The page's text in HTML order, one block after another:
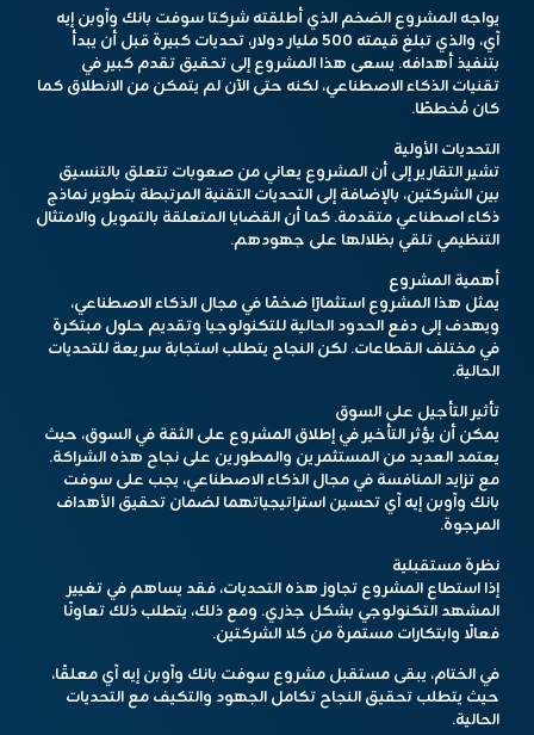
يواجه المشروع الضخم الذي أطلقته شركتا سوفت بانك وآوبن إيه
آي، والذي تبلغ قيمته 500 مليار دولار، تحديات كبيرة قبل أن يبدأ
بتنفيذ أهدافه. يسعى هذا المشروع إلى تحقيق تقدم كبير في
تقنيات الذكاء الاصطناعي، لكنه حتى الآن لم يتمكن من الانطلاق كما
كان مُخططًا.
التحديات الأولية
تشير التقارير إلى أن المشروع يعاني من صعوبات تتعلق بالتنسيق
بين الشركتين، بالإضافة إلى التحديات التقنية المرتبطة بتطوير نماذج
ذكاء اصطناعي متقدمة. كما أن القضايا المتعلقة بالتمويل والامتثال
التنظيمي تلقي بظلالها على جهودهم.
أهمية المشروع
يمثل هذا المشروع استثمارًا ضخمًا في مجال الذكاء الاصطناعي،
ويهدف إلى دفع الحدود الحالية للتكنولوجيا وتقديم حلول مبتكرة
في مختلف القطاعات. لكن النجاح يتطلب استجابة سريعة للتحديات
الحالية.
تأثير التأجيل على السوق
يمكن أن يؤثر التأخير في إطلاق المشروع على الثقة في السوق، حيث
يعتمد العديد من المستثمرين والمطورين على نجاح هذه الشراكة.
مع تزايد المنافسة في مجال الذكاء الاصطناعي، يجب على سوفت
بانك وآوبن إيه آي تحسين استراتيجياتهما لضمان تحقيق الأهداف
المرجوة.
نظرة مستقبلية
إذا استطاع المشروع تجاوز هذه التحديات، فقد يساهم في تغيير
المشهد التكنولوجي بشكل جذري. ومع ذلك، يتطلب ذلك تعاونًا
فعالًا وابتكارات مستمرة من كلا الشركتين.
في الختام، يبقى مستقبل مشروع سوفت بانك وآوبن إيه آي معلقًا،
حيث يتطلب تحقيق النجاح تكامل الجهود والتكيف مع التحديات
الحالية.